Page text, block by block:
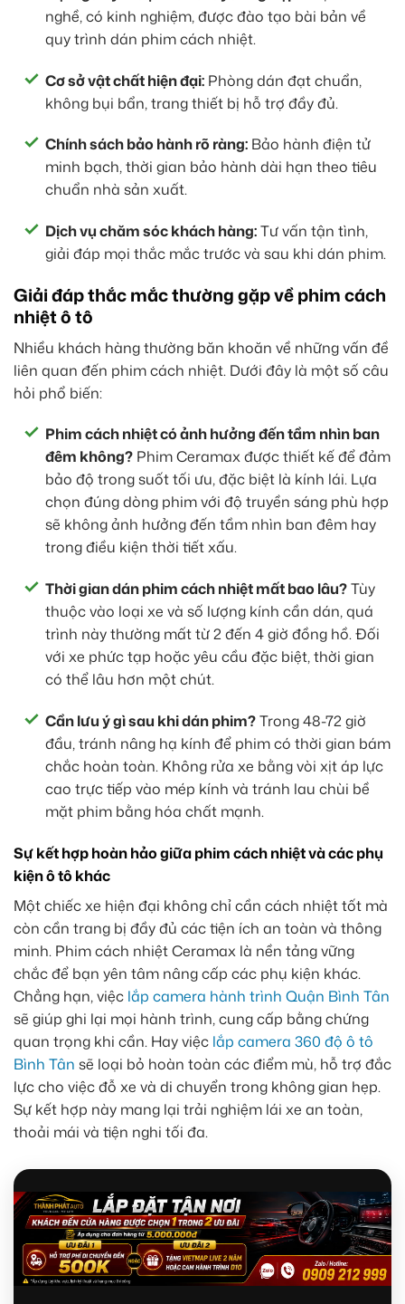
nghề, có kinh nghiệm, được đào tạo bài bản về
quy trình dán phim cách nhiệt.
Cơ sở vật chất hiện đại: Phòng dán đạt chuẩn,
không bụi bẩn, trang thiết bị hỗ trợ đầy đủ.
Chính sách bảo hành rõ ràng: Bảo hành điện tử
minh bạch, thời gian bảo hành dài hạn theo tiêu
chuẩn nhà sản xuất.
Dịch vụ chăm sóc khách hàng:Tư vấn tận tình,
giải đáp mọi thắc mắc trước và sau khi dán phim.
Giải đáp thắc mắc thường gặp về phim cách
nhiệt ô tô
Nhiều khách hàng thường băn khoăn về những vấn đề
liên quan đến phim cách nhiệt. Dưới đây là một số câu
hỏi phổ biến:
Phim cách nhiệt có ảnh hưởng đến tầm nhìn ban
đêm không? Phim Ceramax được thiết kế để đảm
bảo độ trong suốt tối ưu, đặc biệt là kính lái. Lựa
chọn đúng dòng phim với độ truyền sáng phù hợp
sẽ không ảnh hưởng đến tầm nhìn ban đêm hay
trong điều kiện thời tiết xấu.
Thời gian dán phim cách nhiệt mất bao lâu?Tùy
thuộc vào loại xe và số lượng kính cần dán, quá
trình này thường mất từ 2 đến 4 giờ đồng hồ. Đối
với xe phức tạp hoặc yêu cầu đặc biệt, thời gian
có thể lâu hơn một chút.
Cần lưu ý gì sau khi dán phim?Trong 48-72 giờ
đầu, tránh nâng hạ kính để phim có thời gian bám
chắc hoàn toàn. Không rửa xe bằng vòi xịt áp lực
cao trực tiếp vào mép kính và tránh lau chùi bề
mặt phim bằng hóa chất mạnh.
Sự kết hợp hoàn hảo giữa phim cách nhiệt và các phụ
kiện ô tô khác
Một chiếc xe hiện đại không chỉ cần cách nhiệt tốt mà
còn cần trang bị đầy đủ các tiện ích an toàn và thông
minh. Phim cách nhiệt Ceramax là nền tảng vững
chắc để bạn yên tâm nâng cấp các phụ kiện khác.
Chẳng hạn, việc lắp camera hành trình Quận Bình Tân
sẽ giúp ghi lại mọi hành trình, cung cấp bằng chứng
quan trọng khi cần. Hay việc lắp camera 360 độ ô tô
Bình Tân sẽ loại bỏ hoàn toàn các điểm mù, hỗ trợ đắc
lực cho việc đỗ xe và di chuyển trong không gian hẹp.
Sự kết hợp này mang lại trải nghiệm lái xe an toàn,
thoải mái và tiện nghi tối đa.